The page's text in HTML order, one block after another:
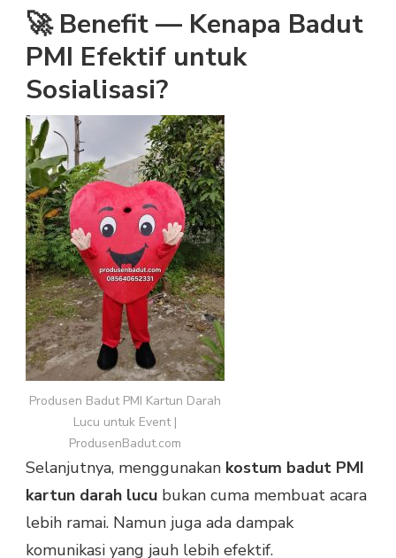
🚀 Benefit — Kenapa Badut
PMI Efektif untuk
Sosialisasi?
Produsen Badut PMI Kartun Darah
Lucu untuk Event |
ProdusenBadut.com
Selanjutnya, menggunakan kostum badut PMI
kartun darah lucu bukan cuma membuat acara
lebih ramai. Namun juga ada dampak
komunikasi yang jauh lebih efektif.